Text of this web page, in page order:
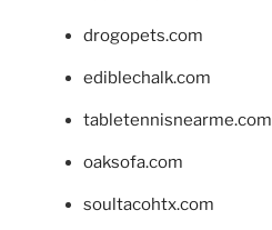
drogopets.com
ediblechalk.com
tabletennisnearme.com
oaksofa.com
soultacohtx.com